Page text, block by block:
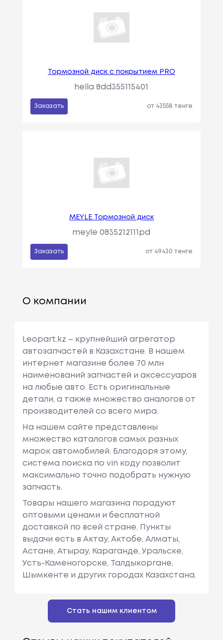
Тормозной диск с покрытием PRO
hella 8dd355115401
Заказать от 43558 тенге
MEYLE Тормозной диск
meyle 0835212111pd
Заказать от 49430 тенге
О компании
Leopart.kz – крупнейший агрегатор
автозапчастей в Казахстане. В нашем
интернет магазине более 70 млн
наименований запчастей и аксессуаров
на любые авто. Есть оригинальные
детали, а также множество аналогов от
производителей со всего мира.
На нашем сайте представлены
множество каталогов самых разных
марок автомобилей. Благодоря этому,
система поиска по vin коду позволит
максимально точно подобрать нужную
запчасть.
Товары нашего магазина порадуют
оптовыми ценами и бесплатной
доставкой по всей стране. Пункты
выдачи есть в Актау, Актобе, Алматы,
Астане, Атырау, Караганде, Уральске,
Усть-Каменогорске, Талдыкоргане,
Шымкенте и других городах Казахстана.
Стать нашим клиентом